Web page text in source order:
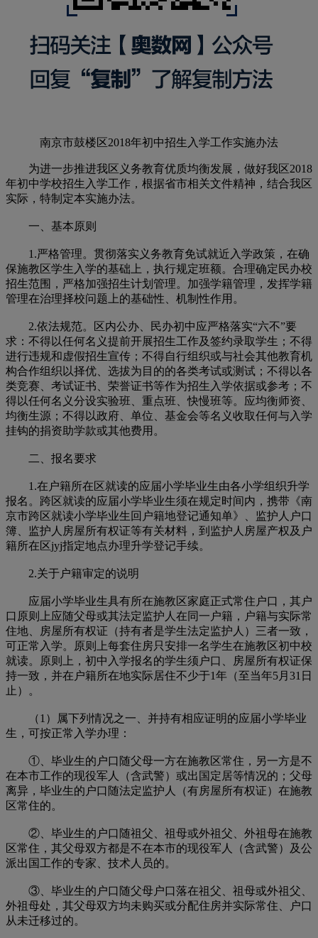
南京市鼓楼区2018年初中招生入学工作实施办法
为进一步推进我区义务教育优质均衡发展，做好我区2018
年初中学校招生入学工作，根据省市相关文件精神，结合我区
实际，特制定本实施办法。
一、基本原则
1.严格管理。贯彻落实义务教育免试就近入学政策，在确
保施教区学生入学的基础上，执行规定班额。合理确定民办校
招生范围，严格加强招生计划管理。加强学籍管理，发挥学籍
管理在治理择校问题上的基础性、机制性作用。
2.依法规范。区内公办、民办初中应严格落实“六不”要
求：不得以任何名义提前开展招生工作及签约录取学生；不得
进行违规和虚假招生宣传；不得自行组织或与社会其他教育机
构合作组织以择优、选拔为目的的各类考试或测试；不得以各
类竞赛、考试证书、荣誉证书等作为招生入学依据或参考；不
得以任何名义分设实验班、重点班、快慢班等。应均衡师资、
均衡生源；不得以政府、单位、基金会等名义收取任何与入学
挂钩的捐资助学款或其他费用。
二、报名要求
1.在户籍所在区就读的应届小学毕业生由各小学组织升学
报名。跨区就读的应届小学毕业生须在规定时间内，携带《南
京市跨区就读小学毕业生回户籍地登记通知单》、监护人户口
簿、监护人房屋所有权证等有关材料，到监护人房屋产权及户
籍所在区jyj指定地点办理升学登记手续。
2.关于户籍审定的说明
应届小学毕业生具有所在施教区家庭正式常住户口，其户
口原则上应随父母或其法定监护人在同一户籍，户籍与实际常
住地、房屋所有权证（持有者是学生法定监护人）三者一致，
可正常入学。原则上每套住房只安排一名学生在施教区初中校
就读。原则上，初中入学报名的学生须户口、房屋所有权证保
持一致，并在户籍所在地实际居住不少于1年（至当年5月31日
止）。
（1）属下列情况之一、并持有相应证明的应届小学毕业
生，可按正常入学办理：
①、毕业生的户口随父母一方在施教区常住，另一方是不
在本市工作的现役军人（含武警）或出国定居等情况的；父母
离异，毕业生的户口随法定监护人（有房屋所有权证）在施教
区常住的。
②、毕业生的户口随祖父、祖母或外祖父、外祖母在施教
区常住，其父母双方都是不在本市的现役军人（含武警）及公
派出国工作的专家、技术人员的。
③、毕业生的户口随父母户口落在祖父、祖母或外祖父、
外祖母处，其父母双方均未购买或分配住房并实际常住、户口
从未迁移过的。